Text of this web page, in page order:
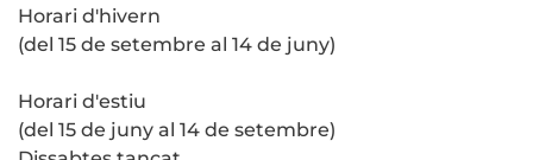
Horari d'hivern
(del 15 de setembre al 14 de juny)
Horari d'estiu
(del 15 de juny al 14 de setembre)